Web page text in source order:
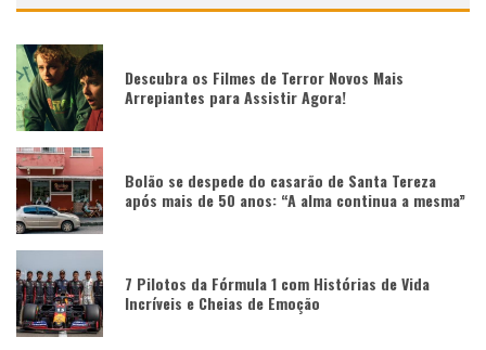
Descubra os Filmes de Terror Novos Mais
Arrepiantes para Assistir Agora!
Bolão se despede do casarão de Santa Tereza
após mais de 50 anos: “A alma continua a mesma”
7 Pilotos da Fórmula 1 com Histórias de Vida
Incríveis e Cheias de Emoção